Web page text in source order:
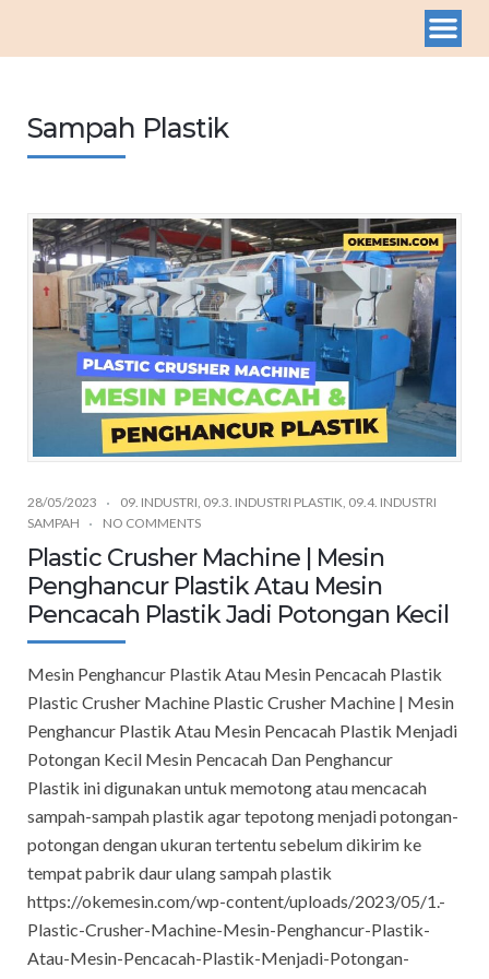
Sampah Plastik
28/05/2023 09. INDUSTRI 09.3. INDUSTRI PLASTIK 09.4. INDUSTRI
SAMPAH
NO COMMENTS
Plastic Crusher Machine | Mesin
Penghancur Plastik Atau Mesin
Pencacah Plastik Jadi Potongan Kecil
Mesin Penghancur Plastik Atau Mesin Pencacah Plastik
Plastic Crusher Machine Plastic Crusher Machine | Mesin
Penghancur Plastik Atau Mesin Pencacah Plastik Menjadi
Potongan Kecil Mesin Pencacah Dan Penghancur
Plastik ini digunakan untuk memotong atau mencacah
sampah-sampah plastik agar tepotong menjadi potongan-
potongan dengan ukuran tertentu sebelum dikirim ke
tempat pabrik daur ulang sampah plastik
https://okemesin.com/wp-content/uploads/2023/05/1.-
Plastic-Crusher-Machine-Mesin-Penghancur-Plastik-
Atau-Mesin-Pencacah-Plastik-Menjadi-Potongan-